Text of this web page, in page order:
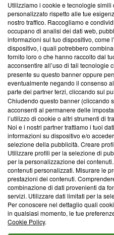
Questa sezione offre
News, sui nostri processi
creare news di qualità. Inoltre,
‘Trust Project - News with
ancora membro del
parte; Trust Project non ha
conformità agli standard.
Su di noi
Team editoriale
Corporate
Redazione
Informativa Privacy
Cookie Policy
Blasting SA, IDI CHE-
Lugano (Svizzera) Tel:+39
© 2026 Blasting News
Utilizziamo i cookie e tecnologie
personalizzato rispetto alle tue
nostro traffico. Raccogliamo e
occupano di analisi dei dati web,
informazioni sul tuo dispositivo, come
dispositivo, i quali potrebbero
fornito loro o che hanno raccolto dal
acconsentire all’uso di tali tecnologie
presente su questo banner oppure
eventualmente negando il consenso
parte dei partner terzi, cliccando sul
Chiudendo questo banner (cliccando
acconsenti al permanere delle
l’utilizzo di cookie o altri strumenti di
Noi e i nostri partner trattiamo i tuoi
informazioni su dispositivo e/o
selezione della pubblicità. Creare
Utilizzare profili per la selezione di
per la personalizzazione dei
contenuti personalizzati. Misurare le
prestazioni dei contenuti.
combinazione di dati provenienti da
servizi. Utilizzare dati limitati per la
Per conoscere nel dettaglio quali
in qualsiasi momento, le tue
Cookie Policy.